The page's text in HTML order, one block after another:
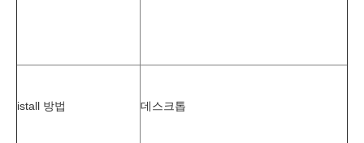
istall 방법 데스크톱